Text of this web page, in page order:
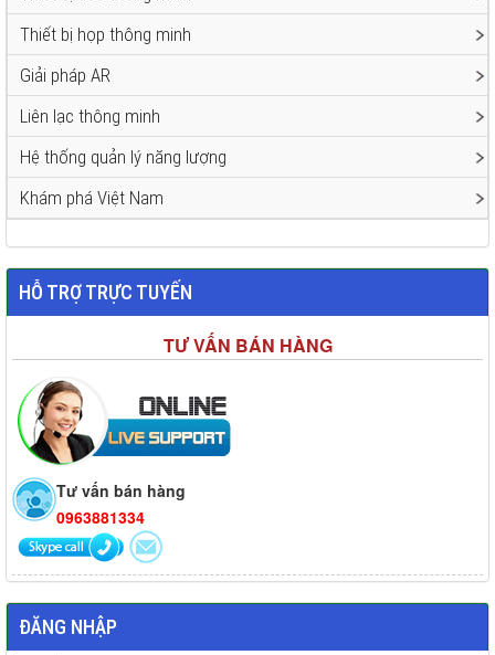
Thiết bị họp thông minh
Giải pháp AR
Liên lạc thông minh
Hệ thống quản lý năng lượng
Khám phá Việt Nam
HỖ TRỢ TRỰC TUYẾN
TƯ VẤN BÁN HÀNG
Tư vấn bán hàng
0963881334
ĐĂNG NHẬP